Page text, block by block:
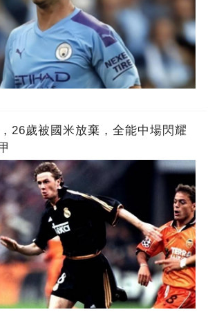
26歲被國米放棄，全能中場閃耀